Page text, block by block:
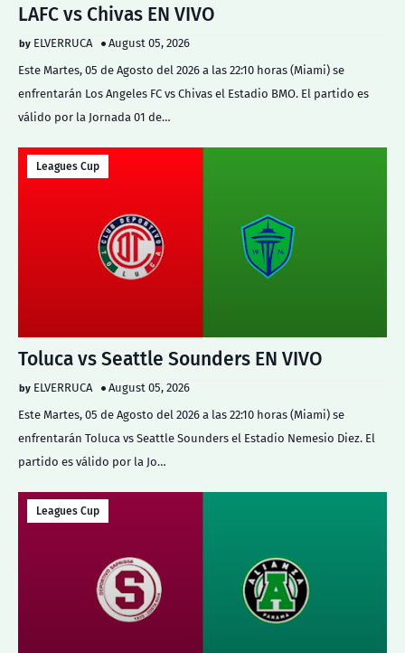
LAFC vs Chivas EN VIVO
ELVERRUCA
August 05, 2026
Este Martes, 05 de Agosto del 2026 a las 22:10 horas (Miami) se
enfrentarán Los Angeles FC vs Chivas el Estadio BMO. El partido es
válido por la Jornada 01 de…
Leagues Cup
Toluca vs Seattle Sounders EN VIVO
ELVERRUCA
August 05, 2026
Este Martes, 05 de Agosto del 2026 a las 22:10 horas (Miami) se
enfrentarán Toluca vs Seattle Sounders el Estadio Nemesio Diez. El
partido es válido por la Jo…
Leagues Cup